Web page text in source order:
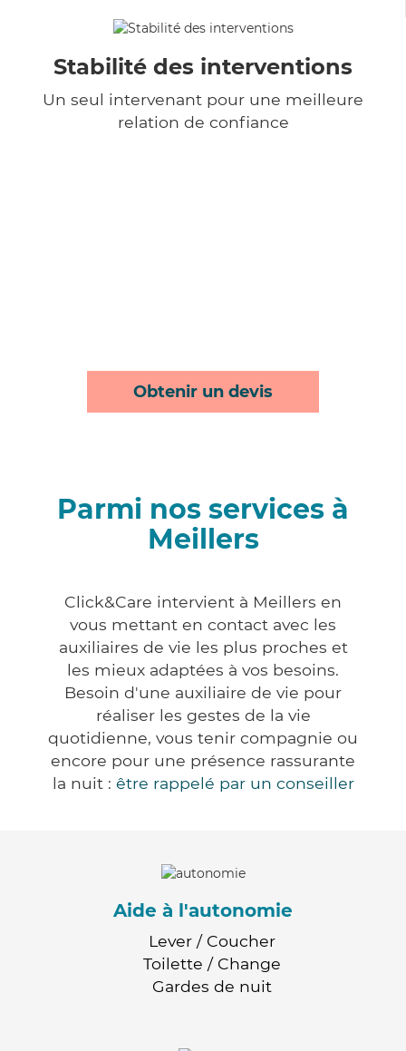
Stabilité des interventions
Un seul intervenant pour une meilleure
relation de confiance
Obtenir un devis
Parmi nos services à
Meillers
Click&Care intervient à Meillers en
vous mettant en contact avec les
auxiliaires de vie les plus proches et
les mieux adaptées à vos besoins.
Besoin d'une auxiliaire de vie pour
réaliser les gestes de la vie
quotidienne, vous tenir compagnie ou
encore pour une présence rassurante
la nuit : être rappelé par un conseiller
Aide à l'autonomie
Lever / Coucher
Toilette / Change
Gardes de nuit